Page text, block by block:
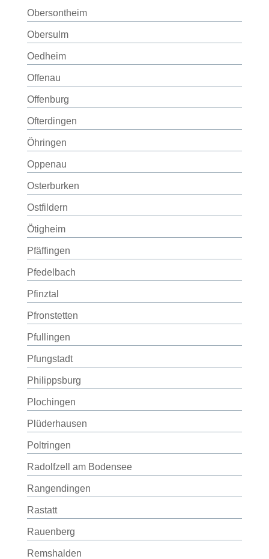
Obersontheim
Obersulm
Oedheim
Offenau
Offenburg
Ofterdingen
Öhringen
Oppenau
Osterburken
Ostfildern
Ötigheim
Pfäffingen
Pfedelbach
Pfinztal
Pfronstetten
Pfullingen
Pfungstadt
Philippsburg
Plochingen
Plüderhausen
Poltringen
Radolfzell am Bodensee
Rangendingen
Rastatt
Rauenberg
Remshalden